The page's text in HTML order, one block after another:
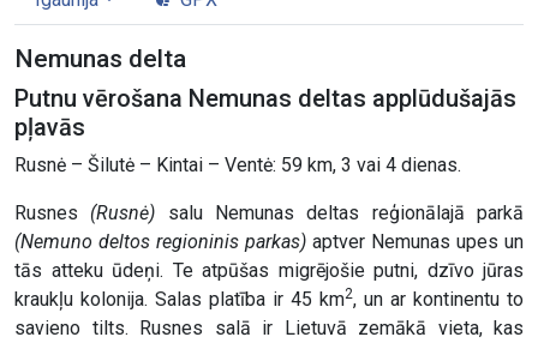
Nemunas delta
Putnu vērošana Nemunas deltas applūdušajās
pļavās
Rusnė – Šilutė – Kintai – Ventė: 59 km, 3 vai 4 dienas.
Rusnes (Rusnė) salu Nemunas deltas reģionālajā parkā
(Nemuno deltos regioninis parkas) aptver Nemunas upes un
tās atteku ūdeņi. Te atpūšas migrējošie putni, dzīvo jūras
kraukļu kolonija. Salas platība ir 45 km2, un ar kontinentu to
savieno tilts. Rusnes salā ir Lietuvā zemākā vieta, kas